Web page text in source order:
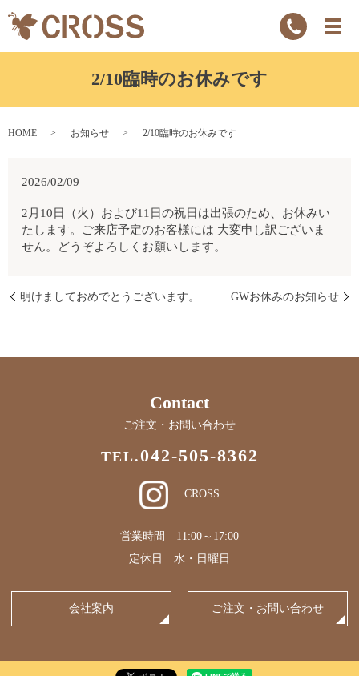
2/10臨時のお休みです
HOME お知らせ 2/10臨時のお休みです
2026/02/09
2月10日（火）および11日の祝日は出張のため、お休みい
たします。ご来店予定のお客様には 大変申し訳ございま
せん。どうぞよろしくお願いします。
明けましておめでとうございます。 GWお休みのお知らせ
Contact
ご注文・お問い合わせ
TEL.042-505-8362
CROSS
営業時間 11:00～17:00
定休日 水・日曜日
会社案内 ご注文・お問い合わせ